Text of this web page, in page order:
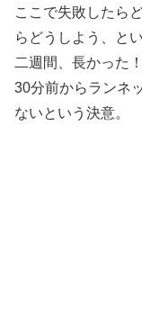
ここで失敗したら
らどうしよう、と
二週間、長かった！
30分前からランネ
ないという決意。